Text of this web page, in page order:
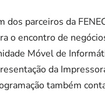
dos parceiros da
o encontro de
Móvel de
da
também